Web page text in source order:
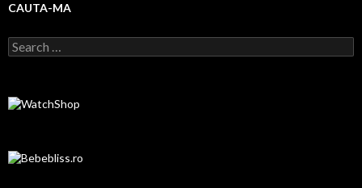
CAUTA-MA
Search for: